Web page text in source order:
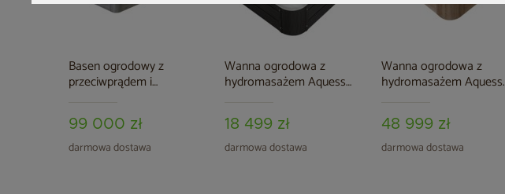
Basen ogrodowy z
przeciwprądem i
Dynamic 590 x 227 cm
99 000 zł
darmowa dostawa
Wanna ogrodowa z
hydromasażem Aquess
18 499 zł
darmowa dostawa
Wanna ogrodowa z
hydromasażem Aquess
Sterling White / OAK
48 999 zł
darmowa dostawa